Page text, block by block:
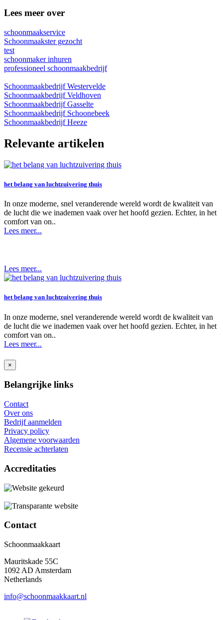
Lees meer over
schoonmaakservice
Schoonmaakster gezocht
test
schoonmaker inhuren
professioneel schoonmaakbedrijf
Schoonmaakbedrijf Westervelde
Schoonmaakbedrijf Veldhoven
Schoonmaakbedrijf Gasselte
Schoonmaakbedrijf Schoonebeek
Schoonmaakbedrijf Heeze
Relevante artikelen
het belang van luchtzuivering thuis
In onze moderne, snel veranderende wereld wordt de kwaliteit van
de lucht die we inademen vaak over het hoofd gezien. Echter, in het
comfort van on..
Lees meer...
Lees meer...
het belang van luchtzuivering thuis
In onze moderne, snel veranderende wereld wordt de kwaliteit van
de lucht die we inademen vaak over het hoofd gezien. Echter, in het
comfort van on..
Lees meer...
×
Belangrijke links
Contact
Over ons
Bedrijf aanmelden
Privacy policy
Algemene voorwaarden
Recensie achterlaten
Accreditaties
Contact
Schoonmaakkaart
Mauritskade 55C
1092 AD Amsterdam
Netherlands
info@schoonmaakkaart.nl